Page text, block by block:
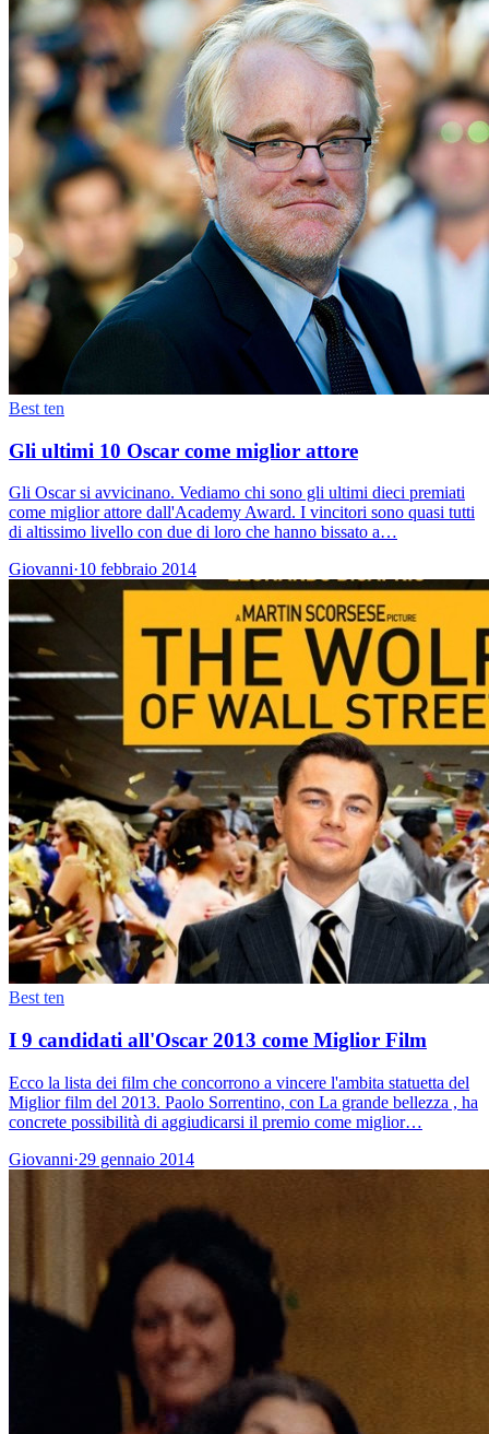
Best ten
Gli ultimi 10 Oscar come miglior attore
Gli Oscar si avvicinano. Vediamo chi sono gli ultimi dieci premiati
come miglior attore dall'Academy Award. I vincitori sono quasi tutti
di altissimo livello con due di loro che hanno bissato a…
Giovanni·10 febbraio 2014
Best ten
I 9 candidati all'Oscar 2013 come Miglior Film
Ecco la lista dei film che concorrono a vincere l'ambita statuetta del
Miglior film del 2013. Paolo Sorrentino, con La grande bellezza , ha
concrete possibilità di aggiudicarsi il premio come miglior…
Giovanni·29 gennaio 2014